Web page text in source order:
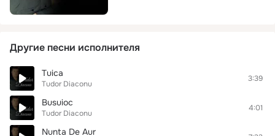
Другие песни исполнителя
Tuica
Tudor Diaconu
3:39
Busuioc
Tudor Diaconu
4:01
Nunta De Aur